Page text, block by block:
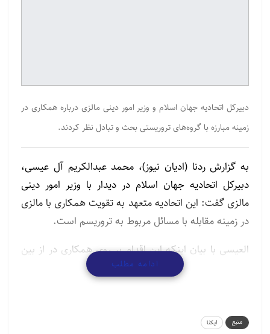
دبیرکل اتحادیه جهان اسلام و وزیر امور دینی مالزی درباره همکاری در
زمینه مبارزه با گروه‌های تروریستی بحث و تبادل نظر کردند.
به گزارش ردنا (ادیان نیوز)، محمد عبدالکریم آل عیسی،
دبیرکل اتحادیه جهان اسلام در دیدار با وزیر امور دینی
مالزی گفت: این اتحادیه متعهد به تقویت همکاری با مالزی
در زمینه مقابله با مسائل مربوط به تروریسم است.
العیسی با بیان اینکه این اقدام بر روی همکاری در از بین
بردن تفکرات و جریان‌های افراطی و مبارزه با تروریسم
متمرکز خواهد بود، افزود: گروه‌های تروریستی چهره اسلام
ادامه مطلب
منبع
ایکنا